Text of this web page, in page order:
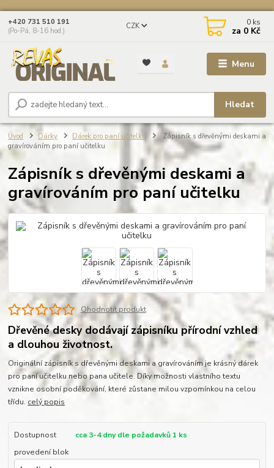
Menu
CZK
Hledat
+420 731 510 191
(Po-Pá, 8-16 hod.)
0 ks
za 0 Kč
Úvod Dárky Dárek pro paní učitelku
Zápisník s dřevěnými deskami a
gravírováním pro paní učitelku
Zápisník s dřevěnými deskami a
gravírováním pro paní učitelku
Ohodnotit produkt
Dřevěné desky dodávají zápisníku přírodní vzhled
a dlouhou životnost.
Originální zápisník s dřevěnými deskami a gravírováním je krásný dárek
pro paní učitelku nebo pana učitele. Díky možnosti vlastního textu
vznikne osobní poděkování, které zůstane milou vzpomínkou na celou
třídu. celý popis
Dostupnost
cca 3-4 dny dle požadavků 1 ks
provedení blok